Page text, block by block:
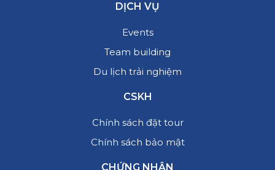
DỊCH VỤ
Events
Team building
Du lịch trải nghiệm
CSKH
Chính sách đặt tour
Chính sách bảo mật
CHỨNG NHẬN